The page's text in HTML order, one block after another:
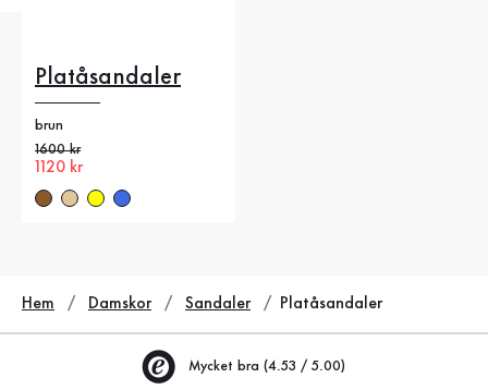
Platåsandaler
brun
Gammalt pris
1600 kr
Nytt pris
1120 kr
Hem Damskor Sandaler Platåsandaler
Mycket bra (4.53 / 5.00)